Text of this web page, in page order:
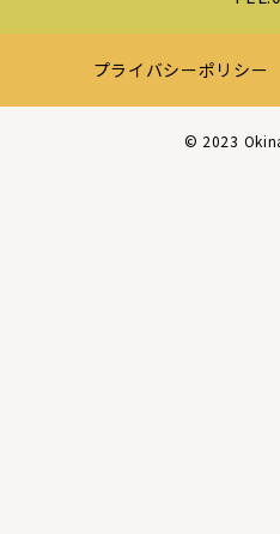
プライバシーポリシー
©︎ 2023